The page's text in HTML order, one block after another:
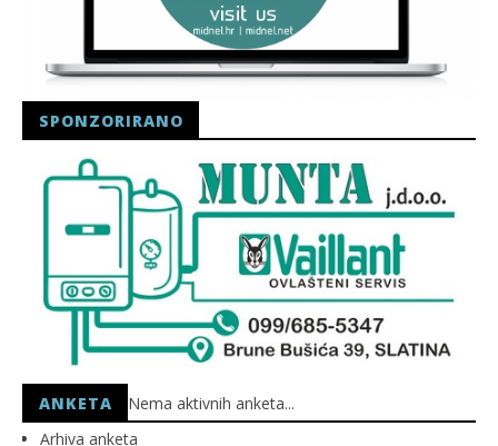
SPONZORIRANO
ANKETA
Nema aktivnih anketa...
Arhiva anketa